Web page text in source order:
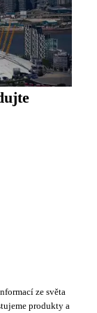
ze světa
produkty a